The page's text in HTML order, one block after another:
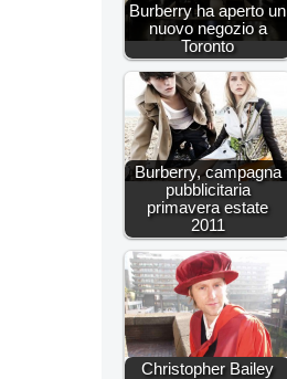
Burberry ha aperto un
nuovo negozio a
Toronto
Burberry, campagna
pubblicitaria
primavera estate
2011
Christopher Bailey